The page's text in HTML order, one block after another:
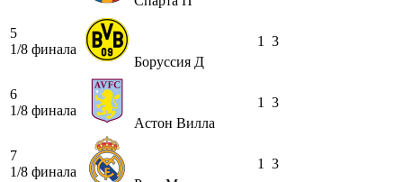
5
1/8 финала
Боруссия Д
1 3
6
1/8 финала
Астон Вилла
1 3
7
1/8 финала
1 3